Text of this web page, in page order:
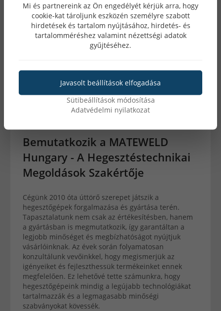
Bemutatkozik a MATEWELD
Hungary - A Hegesztéstechnikai
Megoldások Szakértője
Cégünk 2010 óta úttörő szerepet játszik a
hegesztőgépek forgalmazása és gyártása terén.
Tapasztalatunk nem csak az értékesítésben, hanem
a gyártásban is megmutatkozik, így garantáltan a
legjobb minőséget és megbízhatóságot nyújtjuk
vásárlóinknak. Az évek során folyamatosan
konzultálunk vevőinkkel, hogy megismerjük az
igényeiket és fejleszthessük termékeinket ennek
megfelelően. Ez lehetővé tette számunkra, hogy
hegesztőgépeink mindig a legújabb technológiákat
tartalmazzák és a legmagasabb minőségi
szabványokat kövessék.
Mi és partnereink az Ön engedélyét kérjük arra, hogy
cookie-kat tároljunk eszközén személyre szabott
hirdetések és tartalom nyújtásához, hirdetés- és
tartalomméréshez valamint nézettségi adatok
gyűjtéséhez.
Javasolt beállítások elfogadása
Sütibeállítások módosítása
Adatvédelmi nyilatkozat